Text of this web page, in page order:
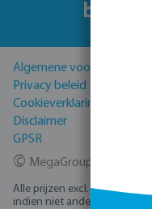
Algemene voorwaarden
Privacy beleid
Cookieverklaring
Disclaimer
GPSR
© MegaGroup Trade 2026
Alle prijzen excl. BTW plus
indien niet anders vermeld.